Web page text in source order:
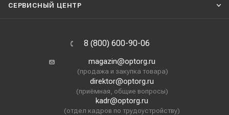
СЕРВИСНЫЙ ЦЕНТР
8 (800) 600-90-06
magazin@optorg.ru
(продажа и закупка товара)
direktor@optorg.ru
(приёмная, общие вопросы)
kadr@optorg.ru
(отдел кадров по трудоустройству)